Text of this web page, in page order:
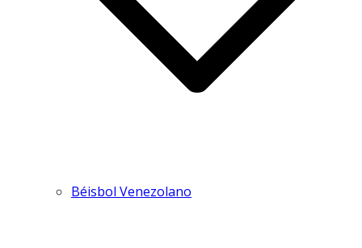
Béisbol Venezolano